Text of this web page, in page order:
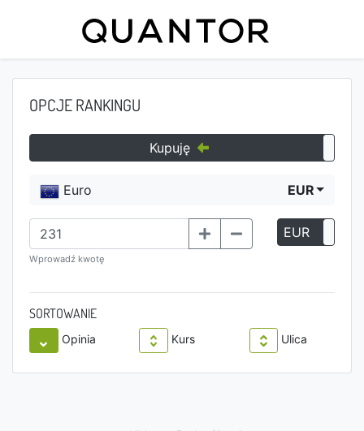
OPCJE RANKINGU
Kupuję
Euro EUR
Wprowadź kwotę
EUR
SORTOWANIE
Opinia Kurs Ulica